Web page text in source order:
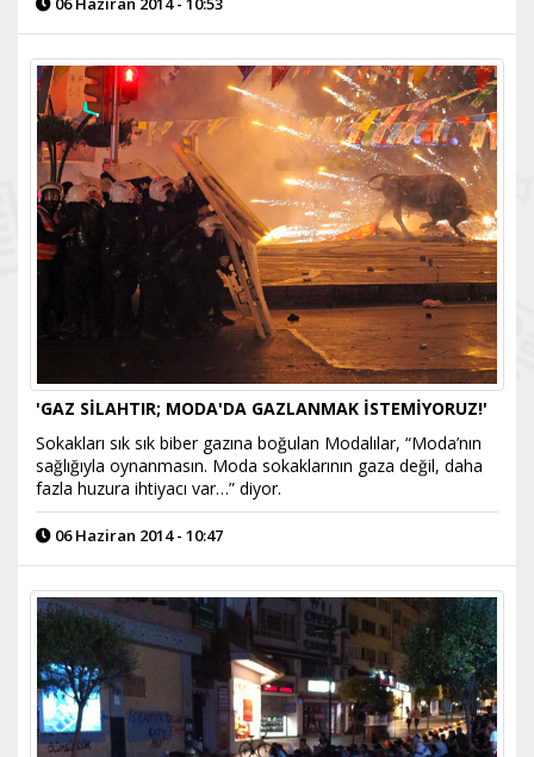
'GAZ SİLAHTIR; MODA'DA GAZLANMAK İSTEMİYORUZ!'
Sokakları sık sık biber gazına boğulan Modalılar, “Moda’nın
sağlığıyla oynanmasın. Moda sokaklarının gaza değil, daha
fazla huzura ihtiyacı var…” diyor.
06 Haziran 2014 - 10:47